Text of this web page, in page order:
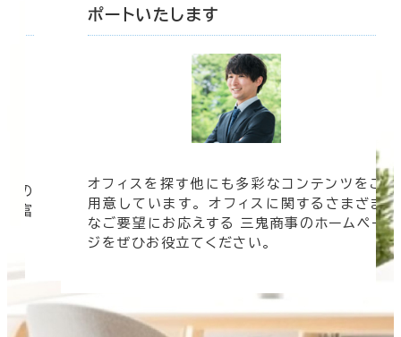
の
豊富
ポートいたします
オフィスを探す他にも多彩なコンテンツをご
用意しています。 オフィスに関するさまざま
なご要望にお応えする 三鬼商事のホームペー
ジをぜひお役立てください。